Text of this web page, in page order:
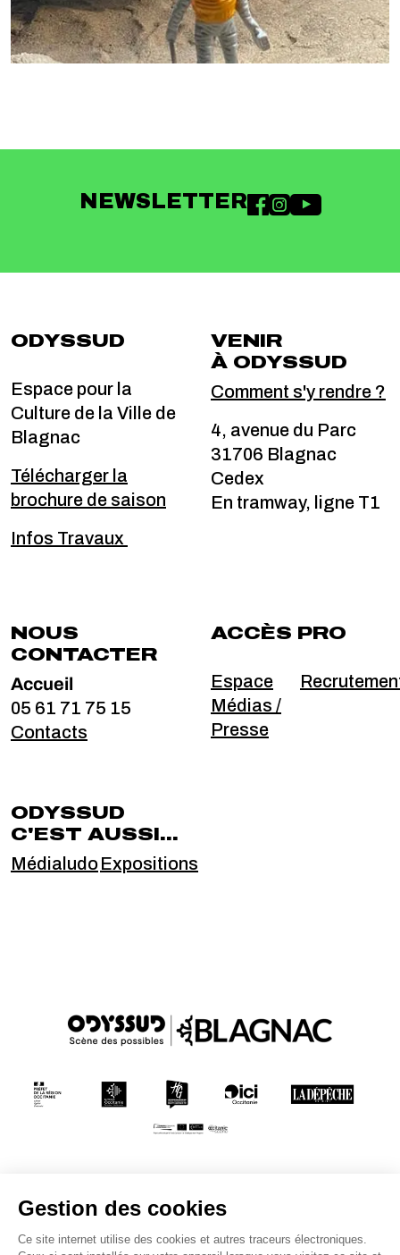
NEWSLETTER
ODYSSUD
Espace pour la
Culture de la Ville de
Blagnac
Télécharger la
brochure de saison
Infos Travaux
VENIR
À ODYSSUD
Comment s'y rendre ?
4, avenue du Parc
31706 Blagnac
Cedex
En tramway, ligne T1
NOUS
CONTACTER
Accueil
05 61 71 75 15
Contacts
ACCÈS PRO
Espace
Médias /
Presse
ODYSSUD
C'EST AUSSI...
MédialudoExpositions
Conditions générales de vente